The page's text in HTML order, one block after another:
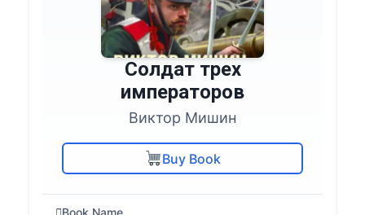
Солдат трех
императоров
Виктор Мишин
Buy Book